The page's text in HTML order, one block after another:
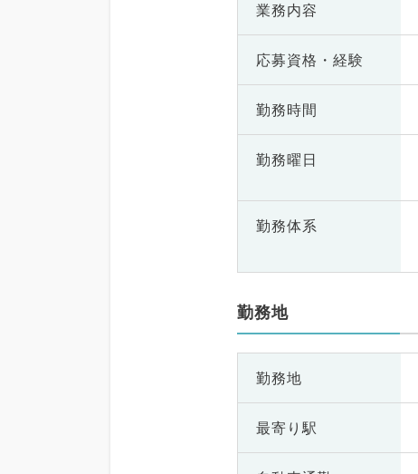
業務内容
応募資格・ 経験
勤務時間
勤務曜日
勤務体系
勤務地
勤務地
最寄り駅